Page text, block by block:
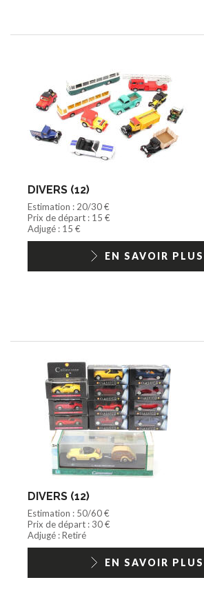
DIVERS (12)
Estimation : 20/30 €
Prix de départ : 15 €
Adjugé : 15 €
EN SAVOIR PLUS
DIVERS (12)
Estimation : 50/60 €
Prix de départ : 30 €
Adjugé : Retiré
EN SAVOIR PLUS